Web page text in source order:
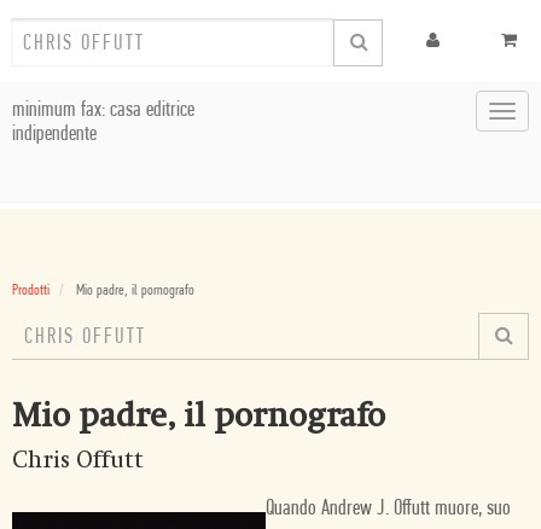
minimum fax: casa editrice
indipendente
Prodotti Mio padre, il pornografo
Mio padre, il pornografo
Chris Offutt
Quando Andrew J. Offutt muore, suo